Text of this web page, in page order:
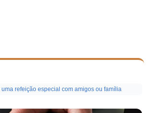
refeição especial com amigos ou família